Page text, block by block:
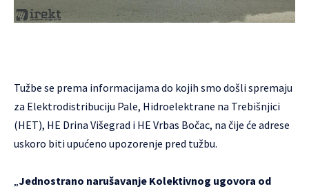
Tužbe se prema informacijama do kojih smo došli spremaju
za Elektrodistribuciju Pale, Hidroelektrane na Trebišnjici
(HET), HE Drina Višegrad i HE Vrbas Bočac, na čije će adrese
uskoro biti upućeno upozorenje pred tužbu.
Jednostrano narušavanje Kolektivnog ugovora od